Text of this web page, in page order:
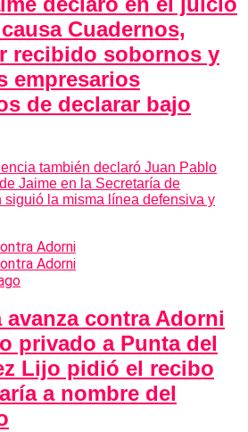
Cuadernos,
recibido sobornos y
empresarios
de declarar bajo
también declaró Juan Pablo
Jaime en la Secretaría de
siguió la misma línea defensiva y
contra Adorni
privado a Punta del
Lijo pidió el recibo
a nombre del